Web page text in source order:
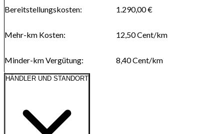
Bereitstellungskosten: 1.290,00 €
Mehr-km Kosten: 12,50Cent/km
Minder-km Vergütung: 8,40Cent/km
HÄNDLER UND STANDORT